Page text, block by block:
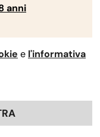
anni
e l'informativa